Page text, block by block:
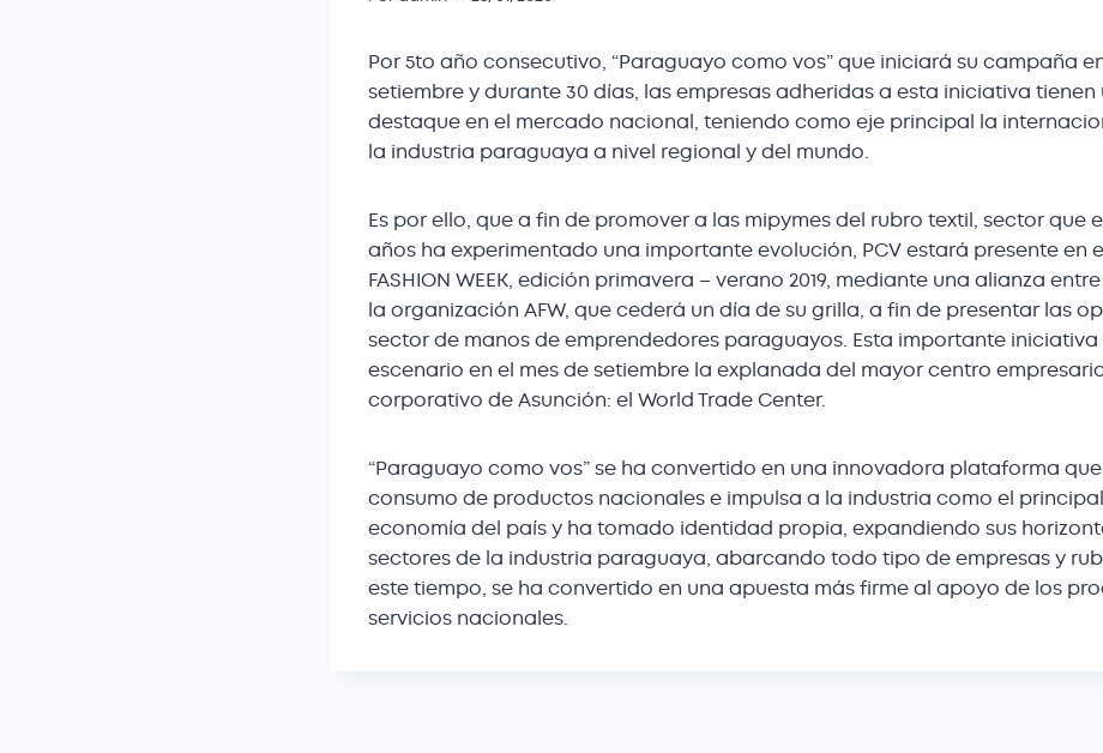
Por 5to año consecutivo, “Paraguayo como vos” que iniciará su campaña
setiembre y durante 30 días, las empresas adheridas a esta iniciativa tienen
destaque en el mercado nacional, teniendo como eje principal la
la industria paraguaya a nivel regional y del mundo.
Es por ello, que a fin de promover a las mipymes del rubro textil, sector que
años ha experimentado una importante evolución, PCV estará presente en
FASHION WEEK, edición primavera – verano 2019, mediante una alianza
la organización AFW, que cederá un día de su grilla, a fin de presentar las
sector de manos de emprendedores paraguayos. Esta importante
escenario en el mes de setiembre la explanada del mayor centro
corporativo de Asunción: el World Trade Center.
“Paraguayo como vos” se ha convertido en una innovadora plataforma
consumo de productos nacionales e impulsa a la industria como el
economía del país y ha tomado identidad propia, expandiendo sus
sectores de la industria paraguaya, abarcando todo tipo de empresas y
este tiempo, se ha convertido en una apuesta más firme al apoyo de los
servicios nacionales.